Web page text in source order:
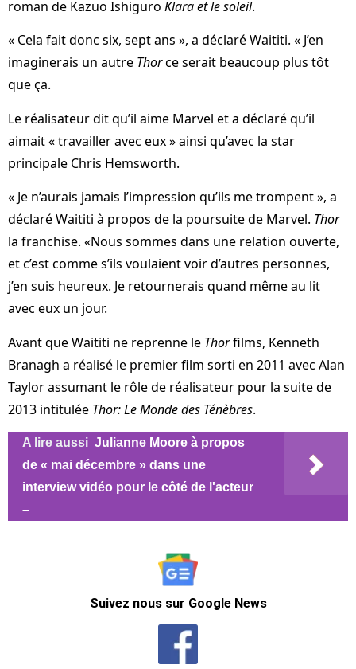
roman de Kazuo Ishiguro Klara et le soleil.
« Cela fait donc six, sept ans », a déclaré Waititi. « J’en
imaginerais un autre Thorce serait beaucoup plus tôt
que ça.
Le réalisateur dit qu’il aime Marvel et a déclaré qu’il
aimait « travailler avec eux » ainsi qu’avec la star
principale Chris Hemsworth.
« Je n’aurais jamais l’impression qu’ils me trompent », a
déclaré Waititi à propos de la poursuite de Marvel. Thor
la franchise. «Nous sommes dans une relation ouverte,
et c’est comme s’ils voulaient voir d’autres personnes,
j’en suis heureux. Je retournerais quand même au lit
avec eux un jour.
Avant que Waititi ne reprenne le Thorfilms, Kenneth
Branagh a réalisé le premier film sorti en 2011 avec Alan
Taylor assumant le rôle de réalisateur pour la suite de
2013 intitulée Thor: Le Monde des Ténèbres.
A lire aussi Julianne Moore à propos
de « mai décembre » dans une
interview vidéo pour le côté de l'acteur
–
Suivez nous sur Google News